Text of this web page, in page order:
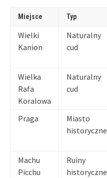
Miejsce Typ
Wielki
Kanion
Naturalny
cud
Wielka
Rafa
Koralowa
Naturalny
cud
Praga
Miasto
historyczne
Machu
Picchu
Ruiny
historyczne